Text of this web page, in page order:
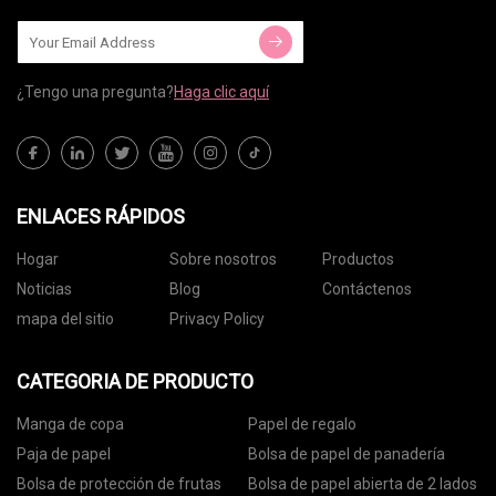
¿Tengo una pregunta?Haga clic aquí
ENLACES RÁPIDOS
Hogar Sobre nosotros
Productos
Noticias
Blog
Contáctenos
mapa del sitio
Privacy Policy
CATEGORIA DE PRODUCTO
Manga de copa
Papel de regalo
Paja de papel
Bolsa de papel de panadería
Bolsa de protección de frutas
Bolsa de papel abierta de 2 lados